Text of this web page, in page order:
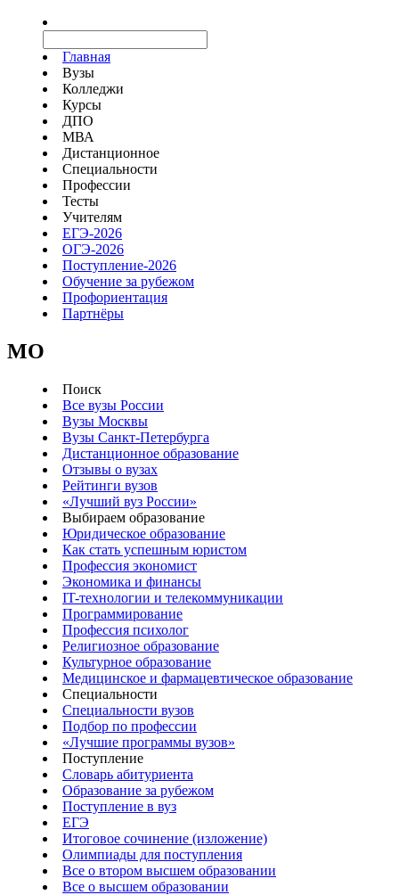
Главная
Вузы
Колледжи
Курсы
ДПО
МВА
Дистанционное
Специальности
Профессии
Тесты
Учителям
ЕГЭ-2026
ОГЭ-2026
Поступление-2026
Обучение за рубежом
Профориентация
Партнёры
MO
Поиск
Все вузы России
Вузы Москвы
Вузы Санкт-Петербурга
Дистанционное образование
Отзывы о вузах
Рейтинги вузов
«Лучший вуз России»
Выбираем образование
Юридическое образование
Как стать успешным юристом
Профессия экономист
Экономика и финансы
IT-технологии и телекоммуникации
Программирование
Профессия психолог
Религиозное образование
Культурное образование
Медицинское и фармацевтическое образование
Специальности
Специальности вузов
Подбор по профессии
«Лучшие программы вузов»
Поступление
Словарь абитуриента
Образование за рубежом
Поступление в вуз
ЕГЭ
Итоговое сочинение (изложение)
Олимпиады для поступления
Все о втором высшем образовании
Все о высшем образовании